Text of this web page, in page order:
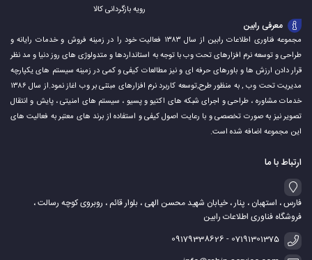
رویه بازگردانی کالا
معرفی رابین
مجموعه فناوری اطلاعات رابین از سال ۱۳۸۳ فعالیت خود را در زمینه فروش و خدمات رایانه و
طراحی و توسعه نرم افزارهای تحت وب با توجه به استانداردها و متدولوژی های روز دنیا و مد نظر
قرار دادن ارزش ها و باورهای حرفه ای و نیز مطالعات کیفی و کمی در زمینه سیستم های یکپارچه
مدیریت تحت وب , به منظور طرح,توسعه کاربرد نرم افزارهای مبتنی بر وب اغاز نمود.از سال ۱۳۸۶
خدمات مشاوره ، طراحی و اجرای شبکه های اکتیو و پسیو ، سیستم های امنیتی ، پایش و انتقال
تصویر نیز به صورت تخصصی و با رعایت اصول کیفی و استفاده از برند های معتبر به فعالیت های
این مجموعه اضافه شده است.
ارتباط با ما
فارس ، استهبان ، پنار ، خیابان شهید محسن الهی ، بلوار قائم ، روبروی کوچه رسالت ،
فروشگاه فناوری اطلاعات رابین
07191301375 - 09179338626